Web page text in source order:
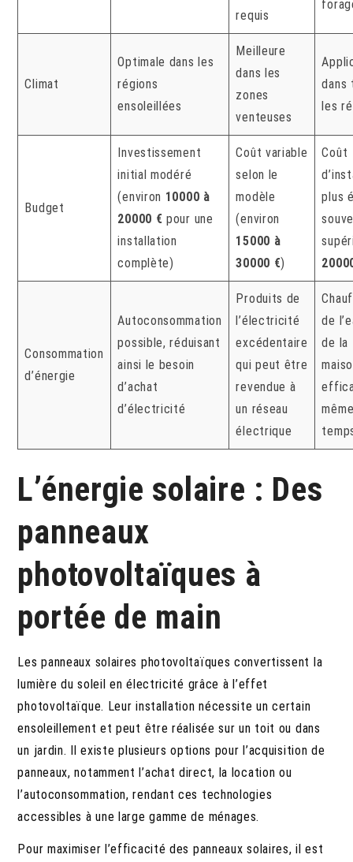
requis
Climat
Optimale dans les
régions
ensoleillées
Meilleure
dans les
zones
venteuses
dans
les
Budget
Investissement
initial modéré
(environ 10000 à
20000 € pour une
installation
complète)
Coût variable
selon le
modèle
(environ
15000 à
30000 €)
Coût
plus
Consommation
d’énergie
Autoconsommation
possible, réduisant
ainsi le besoin
d’achat
d’électricité
Produits de
l’électricité
excédentaire
qui peut être
revendue à
un réseau
électrique
de
de la
L’énergie solaire : Des
panneaux
photovoltaïques à
portée de main
Les panneaux solaires photovoltaïques convertissent la
lumière du soleil en électricité grâce à l’effet
photovoltaïque. Leur installation nécessite un certain
ensoleillement et peut être réalisée sur un toit ou dans
un jardin. Il existe plusieurs options pour l’acquisition de
panneaux, notamment l’achat direct, la location ou
l’autoconsommation, rendant ces technologies
accessibles à une large gamme de ménages.
Pour maximiser l’efficacité des panneaux solaires, il est